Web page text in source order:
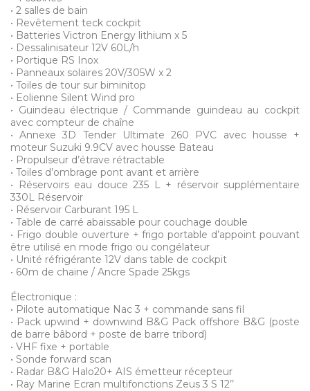
• 2 salles de bain
• Revêtement teck cockpit
• Batteries Victron Energy lithium x 5
• Dessalinisateur 12V 60L/h
• Portique RS Inox
• Panneaux solaires 20V/305W x 2
• Toiles de tour sur biminitop
• Eolienne Silent Wind pro
• Guindeau électrique / Commande guindeau au cockpit
avec compteur de chaîne
• Annexe 3D Tender Ultimate 260 PVC avec housse +
moteur Suzuki 9.9CV avec housse Bateau
• Propulseur d’étrave rétractable
• Toiles d’ombrage pont avant et arrière
• Réservoirs eau douce 235 L + réservoir supplémentaire
330L Réservoir
• Réservoir Carburant 195 L
• Table de carré abaissable pour couchage double
• Frigo double ouverture + frigo portable d’appoint pouvant
être utilisé en mode frigo ou congélateur
• Unité réfrigérante 12V dans table de cockpit
• 60m de chaine / Ancre Spade 25kgs
Électronique :
• Pilote automatique Nac 3 + commande sans fil
• Pack upwind + downwind B&G Pack offshore B&G (poste
de barre bâbord + poste de barre tribord)
• VHF fixe + portable
• Sonde forward scan
• Radar B&G Halo20+ AIS émetteur récepteur
• Ray Marine Ecran multifonctions Zeus 3 S 12’’